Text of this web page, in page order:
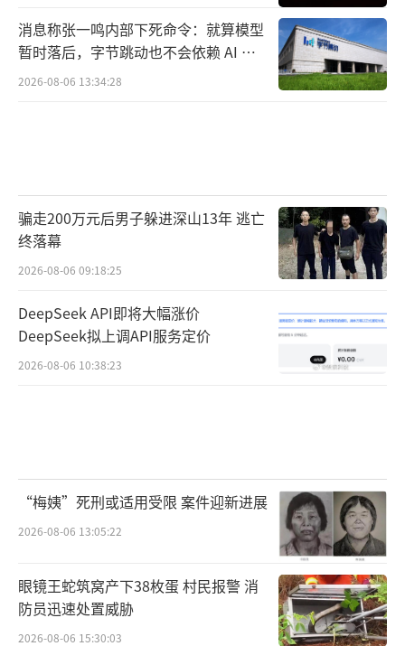
消息称张一鸣内部下死命令：就算模型
暂时落后，字节跳动也不会依赖 AI 蒸
馏技术
2026-08-06 13:34:28
骗走200万元后男子躲进深山13年 逃亡
终落幕
2026-08-06 09:18:25
DeepSeek API即将大幅涨价
DeepSeek拟上调API服务定价
2026-08-06 10:38:23
“梅姨”死刑或适用受限 案件迎新进展
2026-08-06 13:05:22
眼镜王蛇筑窝产下38枚蛋 村民报警 消
防员迅速处置威胁
2026-08-06 15:30:03